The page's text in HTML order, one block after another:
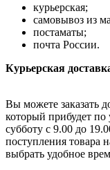
курьерская;
самовывоз из
постаматы;
почта России.
Курьерская
Вы можете заказать
который прибудет по
субботу с 9.00 до
поступления товара
выбрать удобное